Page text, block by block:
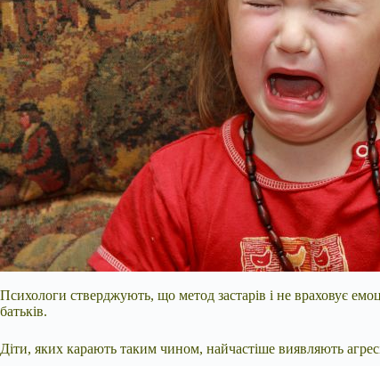
Психологи стверджують, що метод застарів і не враховує
батьків.
Діти, яких карають таким чином, найчастіше виявляють